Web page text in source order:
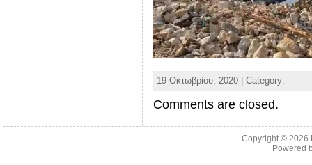
19 Οκτωβρίου, 2020 | Category:
Comments are closed.
Copyright © 2026
Powered